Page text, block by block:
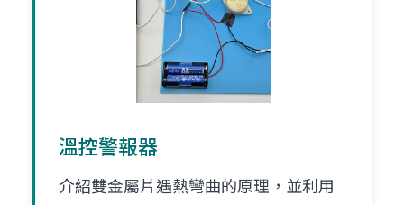
溫控警報器
介紹雙金屬片遇熱彎曲的原理，並利用